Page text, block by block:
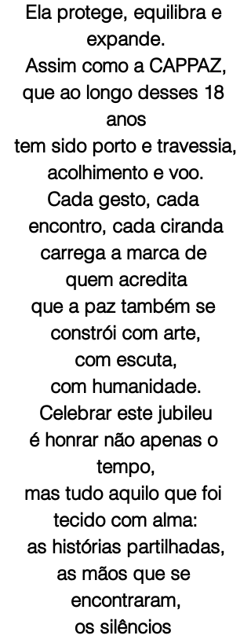
Ela protege, equilibra e
expande.
Assim como a CAPPAZ,
que ao longo desses 18
anos
tem sido porto e travessia,
acolhimento e voo.
Cada gesto, cada
encontro, cada ciranda
carrega a marca de
quem acredita
que a paz também se
constrói com arte,
com escuta,
com humanidade.
Celebrar este jubileu
é honrar não apenas o
tempo,
mas tudo aquilo que foi
tecido com alma:
as histórias partilhadas,
as mãos que se
encontraram,
os silêncios